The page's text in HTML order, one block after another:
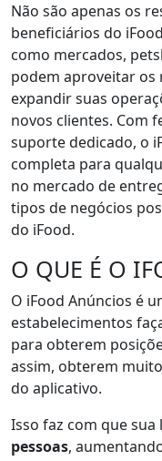
Não são apenas os
beneficiários do
como mercados,
podem aproveitar
expandir suas
novos clientes. Com
suporte dedicado, o
completa para
no mercado de
tipos de negócios
do iFood.
O QUE É O
O iFood Anúncios é
estabelecimentos
para obterem
assim, obterem
do aplicativo.
Isso faz com que sua
pessoas,